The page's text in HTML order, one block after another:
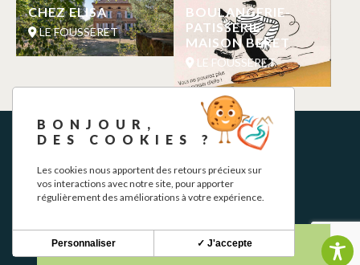
CHEZ ELISA
LE FOUSSERET
BOULANGERIE-
PATISSERIE
MAISON BERET
LE FOUSSERET
NEWSLETTER
BONJOUR,
DES COOKIES ?
Les cookies nous apportent des retours précieux sur
vos interactions avec notre site, pour apporter
régulièrement des améliorations à votre expérience.
✓ J'accepte
Personnaliser